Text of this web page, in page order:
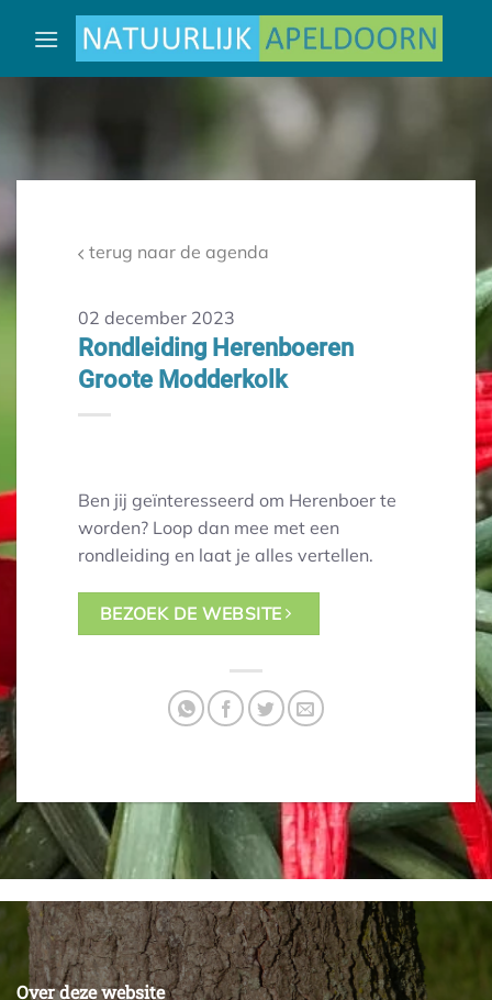
naar
terug naar de agenda
02 december 2023
Rondleiding Herenboeren
Groote Modderkolk
Ben jij geïnteresseerd om Herenboer te
worden? Loop dan mee met een
rondleiding en laat je alles vertellen.
BEZOEK DE WEBSITE
Over deze website